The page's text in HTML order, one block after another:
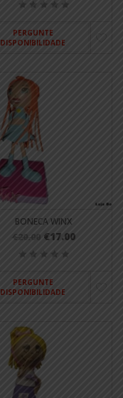
PERGUNTE
DISPONIBILIDADE
BONECA WINX
€20.00 €17.00
PERGUNTE
DISPONIBILIDADE